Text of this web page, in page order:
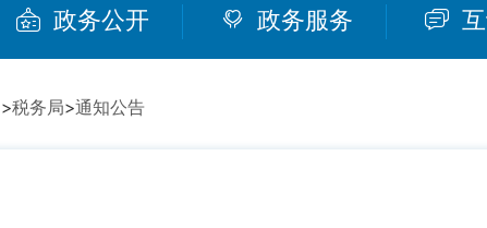
政务公开 政务服务
>税务局>通知公告